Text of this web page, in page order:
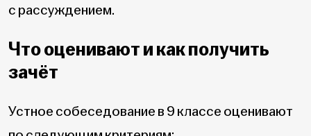
с рассуждением.
Что оценивают и как получить
зачёт
Устное собеседование в 9 классе оценивают